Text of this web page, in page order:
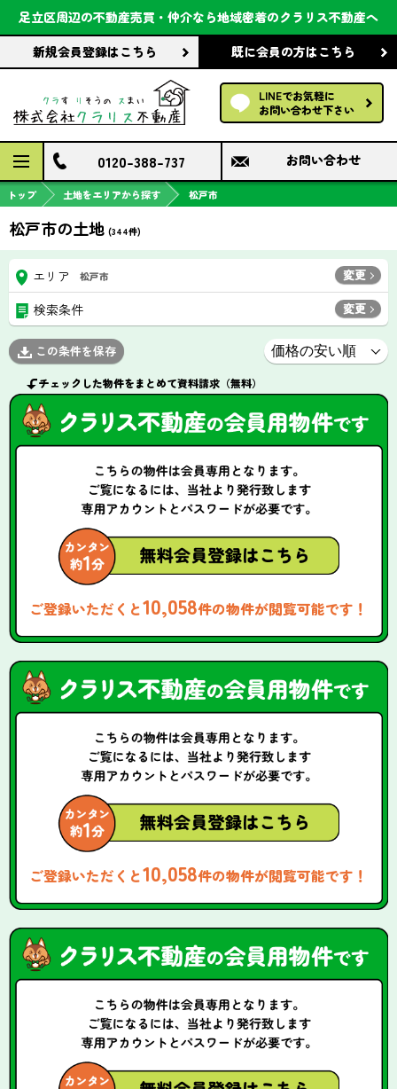
足立区周辺の不動産売買・仲介なら地域密着のクラリス不動産へ
新規会員登録はこちら 既に会員の方はこちら
LINEでお気軽に
お問い合わせ下さい
会社案内
前回の履歴で探す
保存した条件で探す
検討中の物件
0120-388-737 お問い合わせ
トップ 土地をエリアから探す 松戸市
松戸市の土地 (344件)
エリア 松戸市 変更
検索条件 変更
この条件を保存
チェックした物件をまとめて資料請求（無料）
ご登録いただくと10,058件の物件が閲覧可能です！
ご登録いただくと10,058件の物件が閲覧可能です！